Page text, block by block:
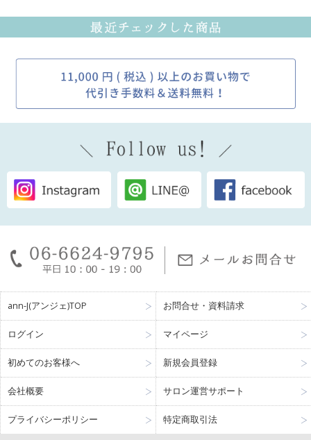
ann-J(アンジェ)TOP お問合せ・資料請求
ログイン マイページ
初めてのお客様へ 新規会員登録
会社概要 サロン運営サポート
プライバシーポリシー 特定商取引法